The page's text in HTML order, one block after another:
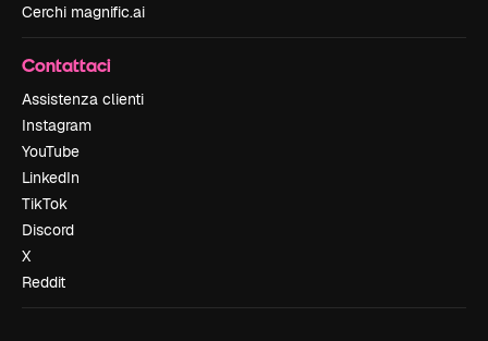
Cerchi magnific.ai
Contattaci
Assistenza clienti
Instagram
YouTube
LinkedIn
TikTok
Discord
X
Reddit